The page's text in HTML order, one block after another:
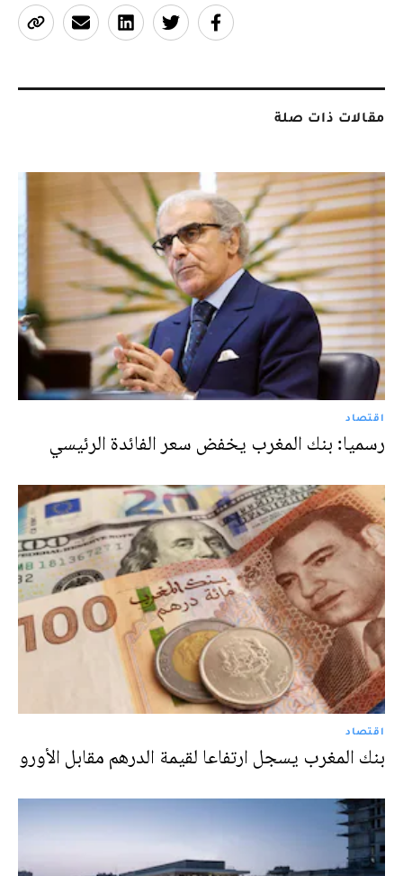
مقالات ذات صلة
اقتصاد
رسميا: بنك المغرب يخفض سعر الفائدة الرئيسي
اقتصاد
بنك المغرب يسجل ارتفاعا لقيمة الدرهم مقابل الأورو